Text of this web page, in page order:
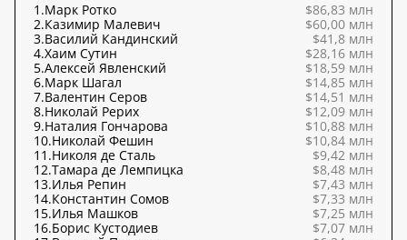
1.Марк Ротко
$86,83 млн
2.Казимир Малевич
$60,00 млн
3.Василий Кандинский
$41,8 млн
4.Хаим Сутин
$28,16 млн
5.Алексей Явленский
$18,59 млн
6.Марк Шагал
$14,85 млн
7.Валентин Серов
$14,51 млн
8.Николай Рерих
$12,09 млн
9.Наталия Гончарова
$10,88 млн
10.Николай Фешин
$10,84 млн
11.Николя де Сталь
$9,42 млн
12.Тамара де Лемпицка
$8,48 млн
13.Илья Репин
$7,43 млн
14.Константин Сомов
$7,33 млн
15.Илья Машков
$7,25 млн
16.Борис Кустодиев
$7,07 млн